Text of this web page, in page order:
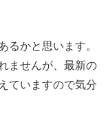
かと思います。
ませんが、最新の
ていますので気分